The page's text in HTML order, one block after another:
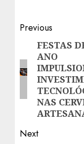
Post
navigation
Previous
Previous
post:
FESTAS
ANO
NAS
Next